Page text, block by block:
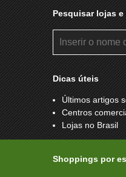
Pesquisar lojas
Dicas úteis
Últimos artigos
Centros
Lojas no Brasil
Shoppings por